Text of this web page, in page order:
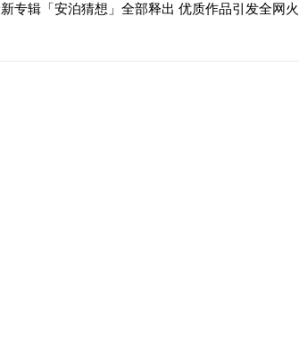
专辑「安泊猜想」全部释出 优质作品引发全网